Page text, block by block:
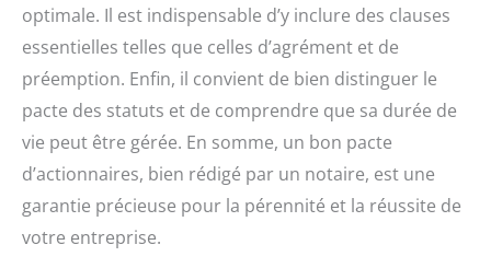
optimale. Il est indispensable d’y inclure des clauses
essentielles telles que celles d’agrément et de
préemption. Enfin, il convient de bien distinguer le
pacte des statuts et de comprendre que sa durée de
vie peut être gérée. En somme, un bon pacte
d’actionnaires, bien rédigé par un notaire, est une
garantie précieuse pour la pérennité et la réussite de
votre entreprise.